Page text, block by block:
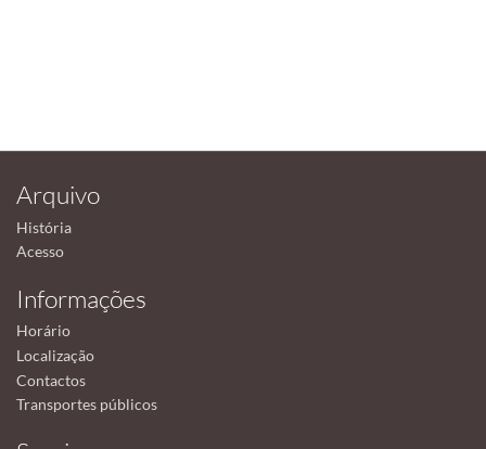
Arquivo
História
Acesso
Informações
Horário
Localização
Contactos
Transportes públicos